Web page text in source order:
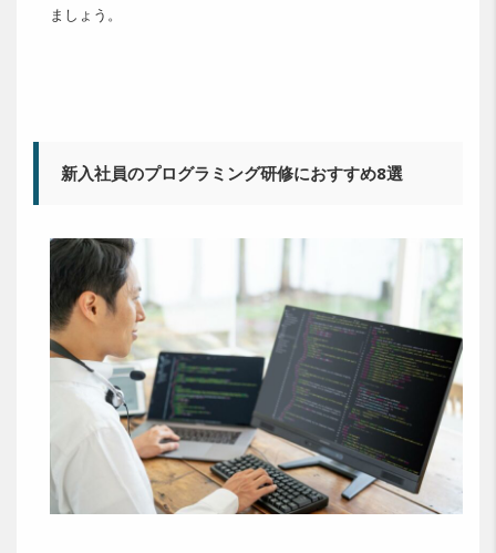
ましょう。
新入社員のプログラミング研修におすすめ8選